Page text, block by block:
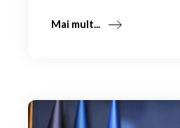
Mai mult...